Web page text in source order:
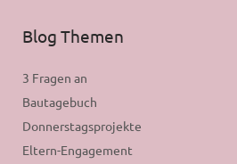
Blog Themen
3 Fragen an
Bautagebuch
Donnerstagsprojekte
Eltern-Engagement